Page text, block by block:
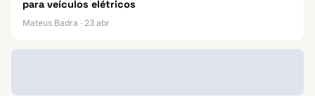
para veículos elétricos
Mateus Badra · 23 abr